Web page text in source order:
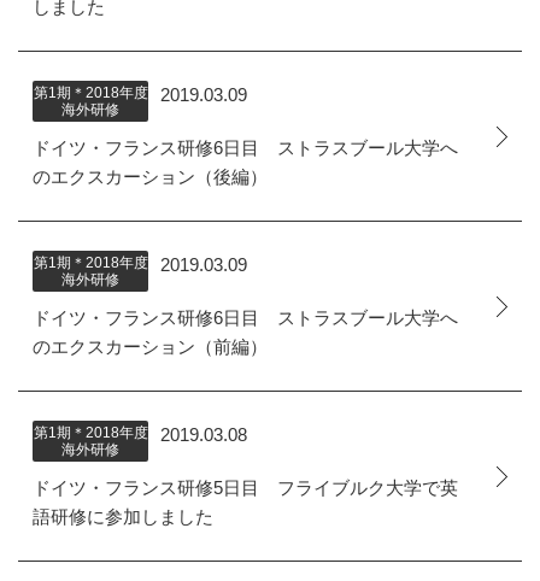
しました
第1期＊2018年度
海外研修
2019.03.09
ドイツ・フランス研修6日目 ストラスブール大学へ
のエクスカーション（後編）
第1期＊2018年度
海外研修
2019.03.09
ドイツ・フランス研修6日目 ストラスブール大学へ
のエクスカーション（前編）
第1期＊2018年度
海外研修
2019.03.08
ドイツ・フランス研修5日目 フライブルク大学で英
語研修に参加しました